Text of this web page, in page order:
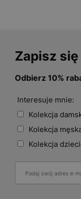
Zapisz
Odbierz 10%
Interesuje mnie:
Kolekcja
Kolekcja
Kolekcja